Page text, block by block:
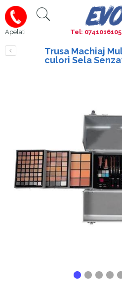
Apelati Tel:
Trusa Machiaj
culori Sela